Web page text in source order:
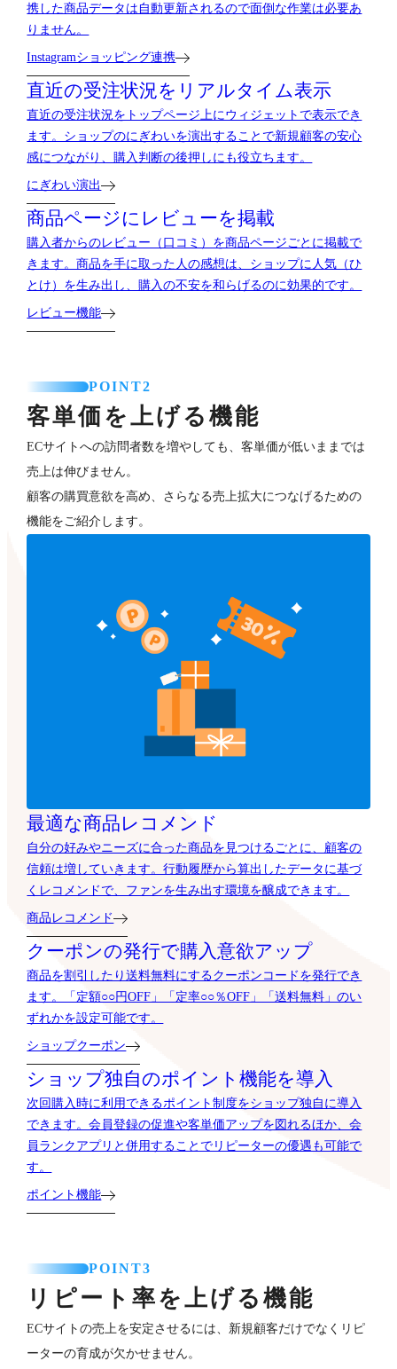
携した商品データは自動更新されるので面倒な作業は必要あ
りません。
Instagramショッピング連携
直近の受注状況をリアルタイム表示
直近の受注状況をトップページ上にウィジェットで表示でき
ます。ショップのにぎわいを演出することで新規顧客の安心
感につながり、購入判断の後押しにも役立ちます。
にぎわい演出
商品ページにレビューを掲載
購入者からのレビュー（口コミ）を商品ページごとに掲載で
きます。商品を手に取った人の感想は、ショップに人気（ひ
とけ）を生み出し、購入の不安を和らげるのに効果的です。
レビュー機能
POINT2
客単価を上げる機能
ECサイトへの訪問者数を増やしても、客単価が低いままでは
売上は伸びません。
顧客の購買意欲を高め、さらなる売上拡大につなげるための
機能をご紹介します。
最適な商品レコメンド
自分の好みやニーズに合った商品を見つけるごとに、顧客の
信頼は増していきます。行動履歴から算出したデータに基づ
くレコメンドで、ファンを生み出す環境を醸成できます。
商品レコメンド
クーポンの発行で購入意欲アップ
商品を割引したり送料無料にするクーポンコードを発行でき
ます。「定額○○円OFF」「定率○○％OFF」「送料無料」のい
ずれかを設定可能です。
ショップクーポン
ショップ独自のポイント機能を導入
次回購入時に利用できるポイント制度をショップ独自に導入
できます。会員登録の促進や客単価アップを図れるほか、会
員ランクアプリと併用することでリピーターの優遇も可能で
す。
ポイント機能
POINT3
リピート率を上げる機能
ECサイトの売上を安定させるには、新規顧客だけでなくリピ
ーターの育成が欠かせません。